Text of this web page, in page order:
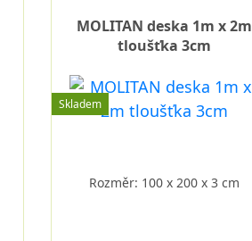
MOLITAN deska 1m x 2m
tloušťka 3cm
Skladem
Rozměr: 100 x 200 x 3 cm